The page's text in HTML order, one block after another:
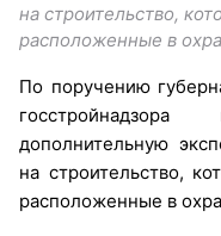
на строительство,
расположенные в
По поручению
дополнительную
на строительство,
расположенные в